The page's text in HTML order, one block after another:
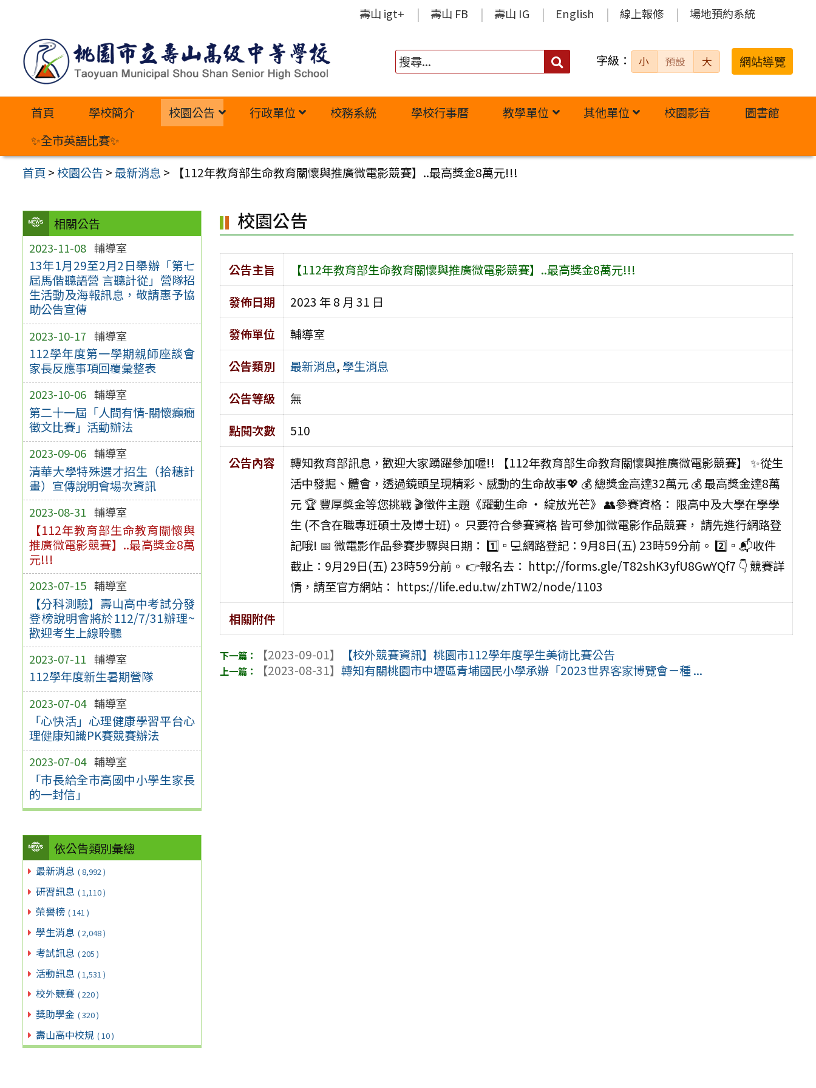
內
壽山 igt+ 壽山 FB 壽山 IG English 線上報修 場地預約系統
搜
字級： 小 預設 大 網站導覽
首頁 學校簡介 校園公告 行政單位 校務系統 學校行事曆 教學單位 其他單位 校園影音
圖書館
✨全市英語比賽✨
首頁 >校園公告 >最新消息 > 【112年教育部生命教育關懷與推廣微電影競賽】..最高獎金8萬元!!!
相關公告
2023-11-08 輔導室
13年1月29至2月2日舉辦「第七
屆馬偕聽語營 言聽計從」營隊招
生活動及海報訊息，敬請惠予協
助公告宣傳
2023-10-17 輔導室
112學年度第一學期親師座談會
家長反應事項回覆彙整表
2023-10-06 輔導室
第二十一屆「人間有情-關懷癲癇
徵文比賽」活動辦法
2023-09-06 輔導室
清華大學特殊選才招生（拾穗計
畫）宣傳說明會場次資訊
2023-08-31 輔導室
【112年教育部生命教育關懷與
推廣微電影競賽】..最高獎金8萬
元!!!
2023-07-15 輔導室
【分科測驗】壽山高中考試分發
登榜說明會將於112/7/31辦理~
歡迎考生上線聆聽
2023-07-11 輔導室
112學年度新生暑期營隊
2023-07-04 輔導室
「心快活」心理健康學習平台心
理健康知識PK賽競賽辦法
2023-07-04 輔導室
「市長給全市高國中小學生家長
的一封信」
依公告類別彙總
最新消息 ( 8,992 )
研習訊息 ( 1,110 )
榮譽榜 ( 141 )
學生消息 ( 2,048 )
考試訊息 ( 205 )
活動訊息 ( 1,531 )
校外競賽 ( 220 )
獎助學金 ( 320 )
壽山高中校規 ( 10 )
校園公告
公告主旨
【112年教育部生命教育關懷與推廣微電影競賽】..最高獎金8萬元!!!
發佈日期
2023 年 8 月 31 日
發佈單位
輔導室
公告類別
最新消息, 學生消息
公告等級
無
點閱次數
510
公告內容
轉知教育部訊息，歡迎大家踴躍參加喔!! 【112年教育部生命教育關懷與推廣微電影競賽】 ✨從生
活中發掘、體會，透過鏡頭呈現精彩、感動的生命故事💖 💰 總獎金高達32萬元 💰 最高獎金達8萬
元 🏆 豐厚獎金等您挑戰 🎬徵件主題《躍動生命 ‧ 綻放光芒》 👥參賽資格： 限高中及大學在學學
生 (不含在職專班碩士及博士班)。 只要符合參賽資格 皆可參加微電影作品競賽， 請先進行網路登
記哦! 📅 微電影作品參賽步驟與日期： 1️⃣▫️💻網路登記：9月8日(五) 23時59分前。 2️⃣▫️📬️收件
截止：9月29日(五) 23時59分前。 👉報名去： http://forms.gle/T82shK3yfU8GwYQf7 👇 競賽詳
情，請至官方網站： https://life.edu.tw/zhTW2/node/1103
相關附件
【2023-09-01】
【校外競賽資訊】桃園市112學年度學生美術比賽公告
【2023-08-31】轉知有關桃園市中壢區青埔國民小學承辦「2023世界客家博覽會－種 ...